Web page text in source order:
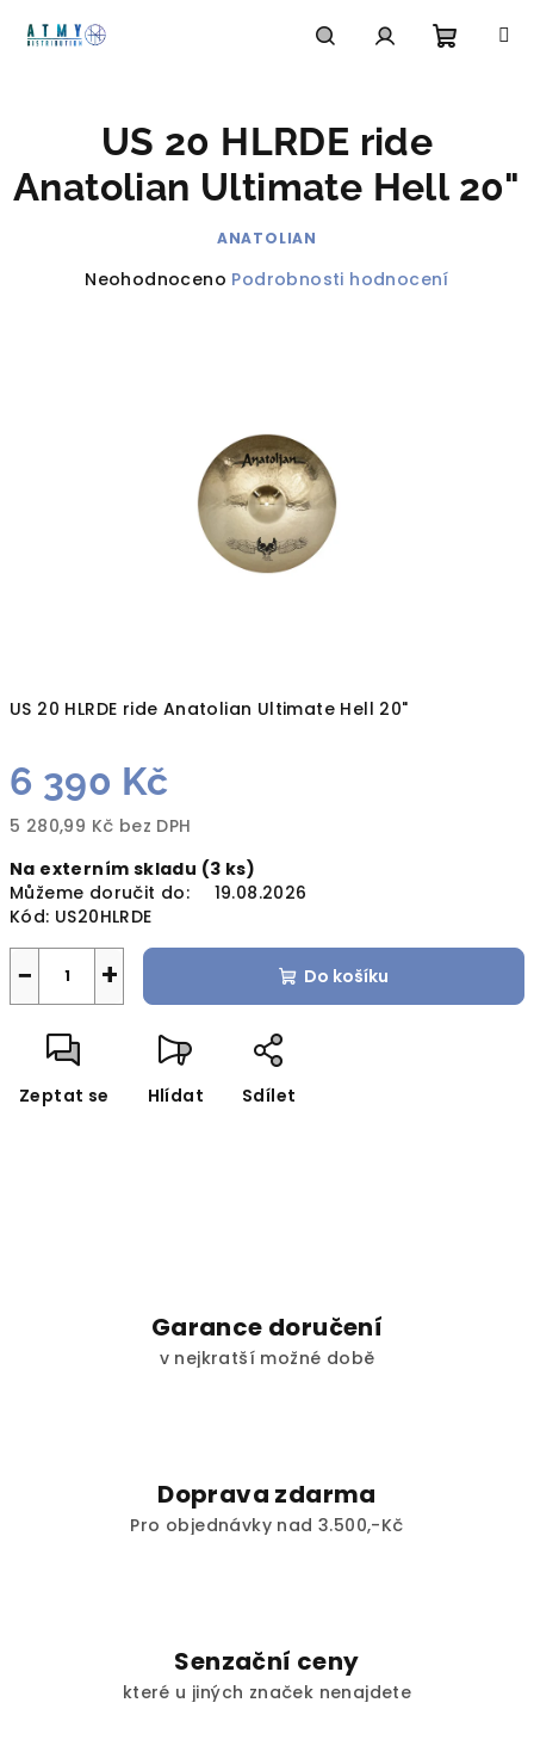
US 20 HLRDE ride Anatolian Ultimate Hell 20"
6 390 Kč
5 280,99 Kč bez DPH
cena:
Na externím skladu (3 ks)
Můžeme doručit do:
19.08.2026
Kód: US20HLRDE
+
− Do košíku
Zeptat se Hlídat Sdílet
US 20 HLRDE ride
Anatolian Ultimate Hell 20"
ANATOLIAN
Průměrné
Neohodnoceno Podrobnosti hodnocení
Garance doručení
v nejkratší možné době
Doprava zdarma
Pro objednávky nad 3.500,-Kč
Senzační ceny
které u jiných značek nenajdete